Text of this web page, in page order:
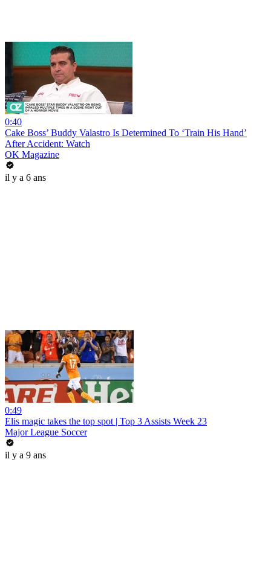
0:40
Cake Boss’ Buddy Valastro Is Determined To ‘Train His Hand’
After Accident: Watch
OK Magazine
il y a 6 ans
0:49
Elis magic takes the top spot | Top 3 Assists Week 23
Major League Soccer
il y a 9 ans